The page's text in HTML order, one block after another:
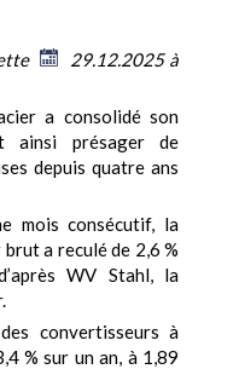
29.12.2025 à
a consolidé son
ainsi présager de
depuis quatre ans
mois consécutif, la
a reculé de 2,6 %
WV Stahl, la
convertisseurs à
% sur un an, à 1,89